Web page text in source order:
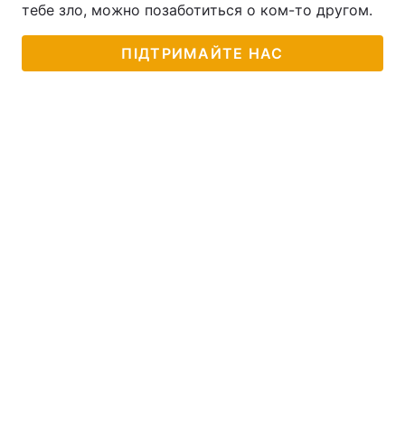
тебе зло, можно позаботиться о ком-то другом.
ПІДТРИМАЙТЕ НАС